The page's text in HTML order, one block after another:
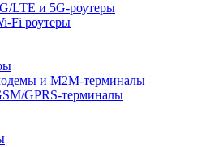
LTE и 5G-роутеры
Fi роутеры
и M2M-терминалы
GPRS-терминалы